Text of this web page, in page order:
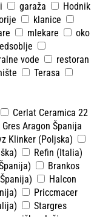
garaža
Hodnik
klanice
mlekare
oko
vode
restoran
Terasa
Cerlat Ceramica 22
Gres Aragon Španija
Klinker (Poljska)
Refin (Italia)
Brankos
Halcon
Priccmacer
Stargres